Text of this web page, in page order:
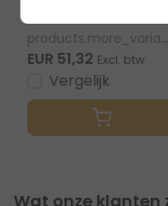
products.more_variants_available
EUR 51,32 Excl. btw
Vergelijk
Wat onze klanten